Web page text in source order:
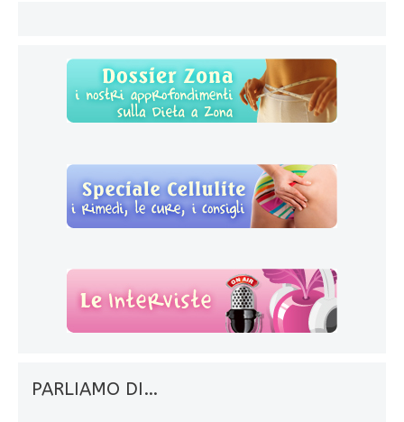
PARLIAMO DI…